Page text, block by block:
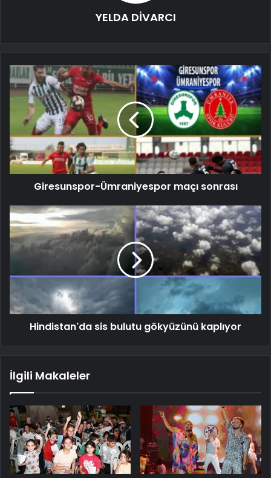
YELDA DİVARCI
Giresunspor-Ümraniyespor maçı sonrası
Hindistan'da sis bulutu gökyüzünü kaplıyor
İlgili Makaleler